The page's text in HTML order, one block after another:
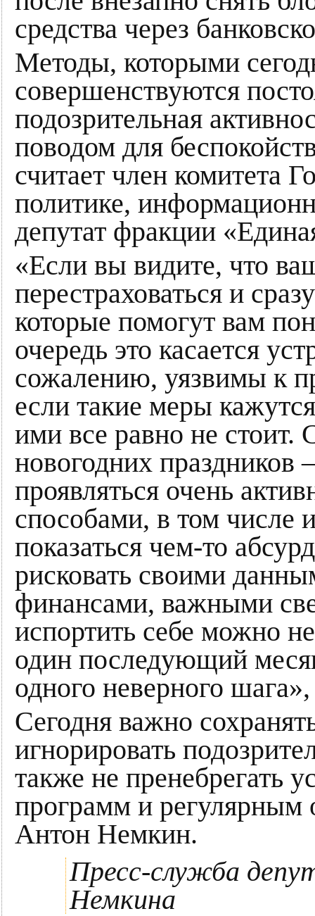
средства через
Методы, которыми
совершенствуются
подозрительная
поводом для
считает член комитета
политике,
депутат фракции
«Если вы видите, что
перестраховаться и
которые помогут вам
очередь это касается
сожалению, уязвимы к
если такие меры
ими все равно не стоит.
новогодних праздников
проявляться очень
способами, в том числе
показаться чем-то
рисковать своими
финансами, важными
испортить себе можно
один последующий
одного неверного
Сегодня важно
игнорировать
также не пренебрегать
программ и
Антон Немкин.
Пресс-служба
Немкина